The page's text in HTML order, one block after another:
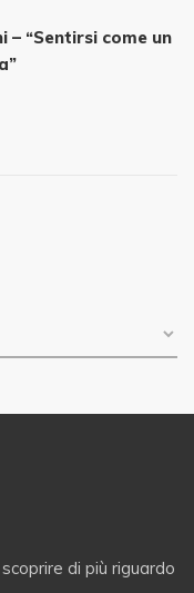
– “Sentirsi come un
di più riguardo